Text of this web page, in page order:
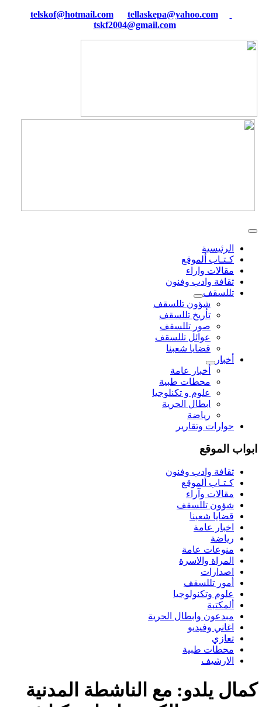
tellaskepa@yahoo.com
tskf2004@gmail.com
الرئيسية
كـتـاب ألموقع
مقالات واراء
ثقافة وادب وفنون
تللسقف
شؤون تللسقف
تأريخ تللسقف
صور تللسقف
عوائل تللسقف
قضايا شعبنا
أخبار
أخبار عامة
محطات طبية
علوم و تکنلوجیا
ابطال الحرية
رياضة
حوارات وتقارير
الموقع
ثقافة وادب وفنون
كـتـاب ألموقع
مقالات وآراء
شؤون تللسقف
قضايا شعبنا
اخبار عامة
رياضة
منوعات عامة
المراة والاسرة
اصدارات
أمور تللسقف
علوم وتكنولوجيا
ألمكتبة
مبدعون وابطال الحرية
اغاني وفيديو
تعازي
محطات طبية
الارشيف
يلدو: مع الناشطة المدنية